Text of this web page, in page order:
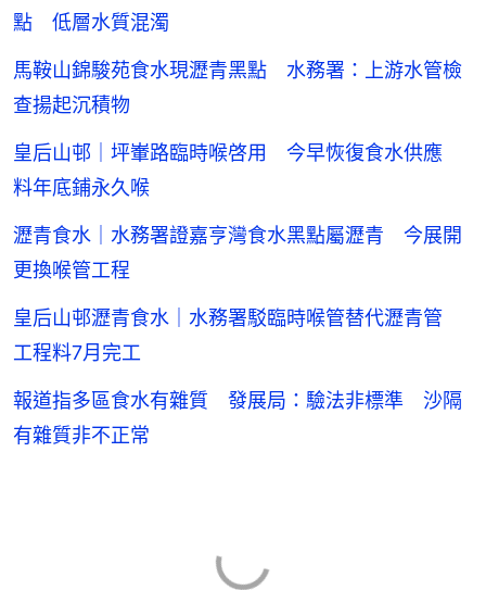
點 低層水質混濁
馬鞍山錦駿苑食水現瀝青黑點 水務署：上游水管檢
查揚起沉積物
皇后山邨｜坪輋路臨時喉啓用 今早恢復食水供應
料年底鋪永久喉
瀝青食水｜水務署證嘉亨灣食水黑點屬瀝青 今展開
更換喉管工程
皇后山邨瀝青食水｜水務署駁臨時喉管替代瀝青管
工程料7月完工
報道指多區食水有雜質 發展局：驗法非標準 沙隔
有雜質非不正常